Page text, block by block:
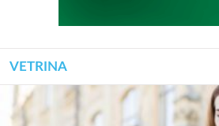
VETRINA